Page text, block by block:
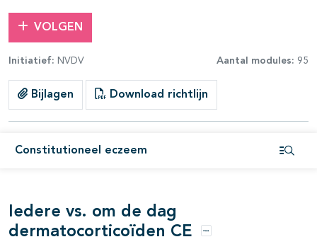
VOLGEN
Initiatief: NVDV Aantal modules: 95
Bijlagen Download richtlijn
Constitutioneel eczeem
open- en dichtklappen
open- en dichtklappen
Iedere vs. om de dag
dermatocorticoïden CE
Opties